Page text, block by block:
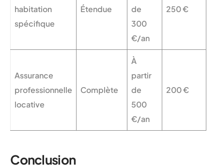
habitation
spécifique
Étendue
de
300
€/an
250 €
Assurance
professionnelle
locative
Complète
À
partir
de
500
€/an
200 €
Conclusion